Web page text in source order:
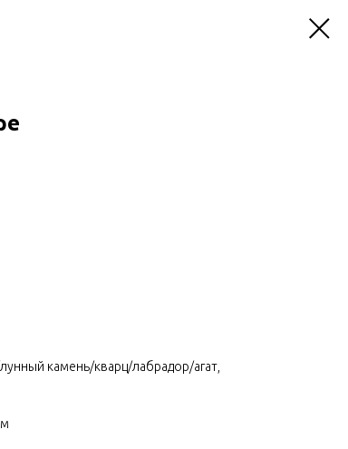
камень/кварц/лабрадор/агат,